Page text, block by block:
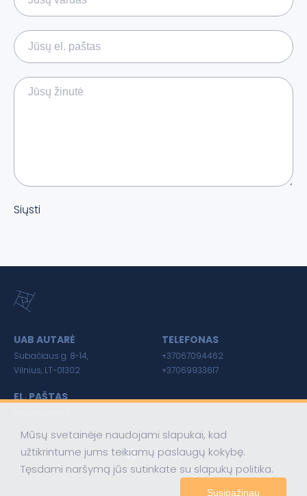
Siųsti
UAB AUTARĖ
Subačiaus g. 8-14,
Vilnius, LT-01302
TELEFONAS
+37067094462
+37069933617
EL. PAŠTAS
Mūsų svetainėje naudojami slapukai, kad
užtikrintume jums teikiamų paslaugų kokybę.
Tęsdami naršymą jūs sutinkate su slapukų politika.
Susipažinau